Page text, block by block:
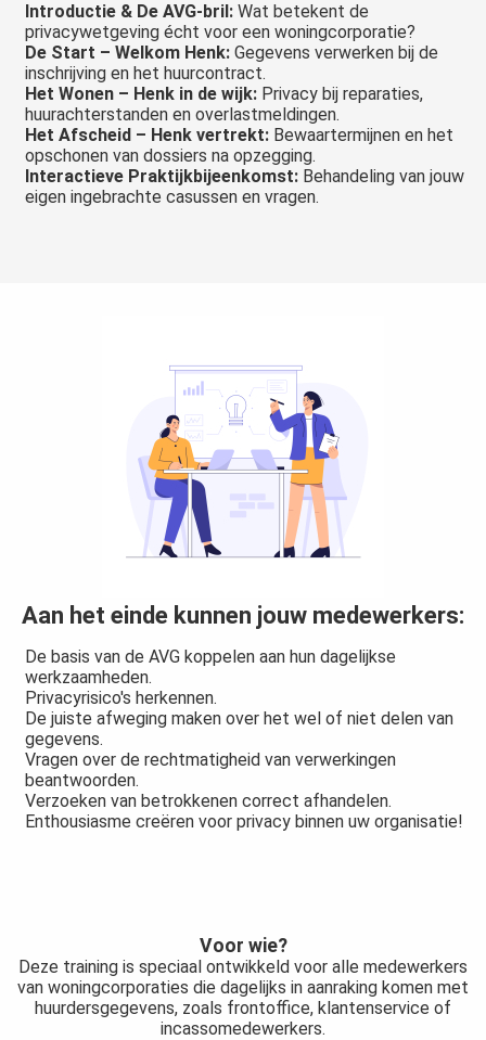
Introductie & De AVG-bril: Wat betekent de
privacywetgeving écht voor een woningcorporatie?
De Start – Welkom Henk:Gegevens verwerken bij de
inschrijving en het huurcontract.
Het Wonen – Henk in de wijk: Privacy bij reparaties,
huurachterstanden en overlastmeldingen.
Het Afscheid – Henk vertrekt: Bewaartermijnen en het
opschonen van dossiers na opzegging.
Interactieve Praktijkbijeenkomst: Behandeling van jouw
eigen ingebrachte casussen en vragen.
Aan het einde kunnen jouw medewerkers:
De basis van de AVG koppelen aan hun dagelijkse
werkzaamheden.
Privacyrisico's herkennen.
De juiste afweging maken over het wel of niet delen van
gegevens.
Vragen over de rechtmatigheid van verwerkingen
beantwoorden.
Verzoeken van betrokkenen correct afhandelen.
Enthousiasme creëren voor privacy binnen uw organisatie!
Voor wie?
Deze training is speciaal ontwikkeld voor alle medewerkers
van woningcorporaties die dagelijks in aanraking komen met
huurdersgegevens, zoals frontoffice, klantenservice of
incassomedewerkers.